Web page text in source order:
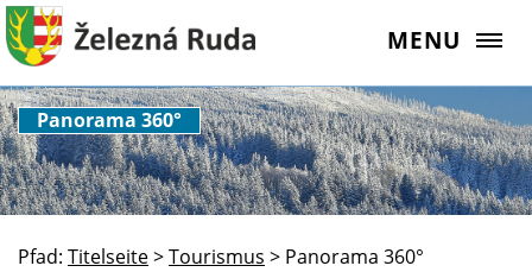
MENU
Panorama 360°
Pfad: Titelseite>Tourismus > Panorama 360°